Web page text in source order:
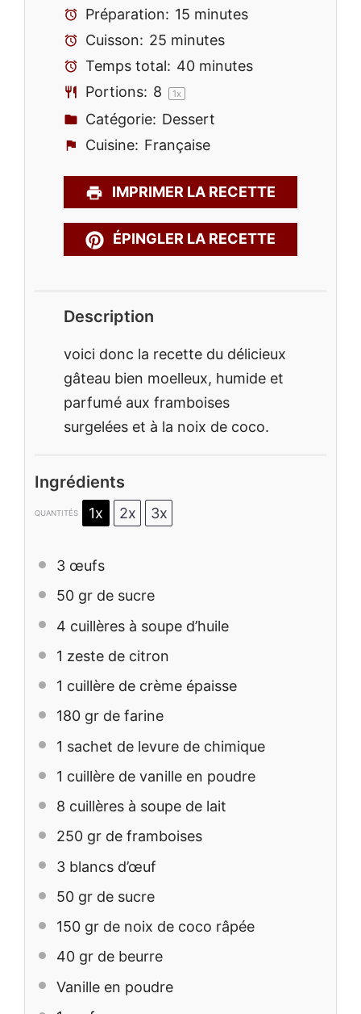
Préparation: 15 minutes
Cuisson: 25 minutes
Temps total: 40 minutes
Portions: 8 1x
Catégorie: Dessert
Cuisine: Française
IMPRIMER LA RECETTE
ÉPINGLER LA RECETTE
Description
voici donc la recette du délicieux
gâteau bien moelleux, humide et
parfumé aux framboises
surgelées et à la noix de coco.
Ingrédients
QUANTITÉS 1x 2x 3x
3 œufs
50 gr de sucre
4 cuillères à soupe d’huile
1 zeste de citron
1 cuillère de crème épaisse
180 gr de farine
1 sachet de levure de chimique
1 cuillère de vanille en poudre
8 cuillères à soupe de lait
250 gr de framboises
3 blancs d’œuf
50 gr de sucre
150 gr de noix de coco râpée
40 gr de beurre
Vanille en poudre